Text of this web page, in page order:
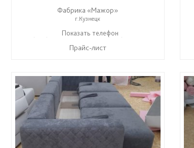
Фабрика «Мажор»
г.Кузнецк
+7 (999) 611-98-99 ☎+7 (999) 610-99-95
Показать телефон
Прайс-лист